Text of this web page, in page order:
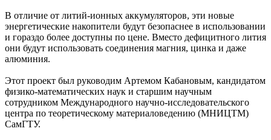
В отличие от литий-ионных аккумуляторов, эти новые
энергетические накопители будут безопаснее в использовании
и гораздо более доступны по цене. Вместо дефицитного лития
они будут использовать соединения магния, цинка и даже
алюминия.
Этот проект был руководим Артемом Кабановым, кандидатом
физико-математических наук и старшим научным
сотрудником Международного научно-исследовательского
центра по теоретическому материаловедению (МНИЦТМ)
СамГТУ.